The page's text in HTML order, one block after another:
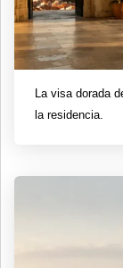
La visa dorada
la residencia.